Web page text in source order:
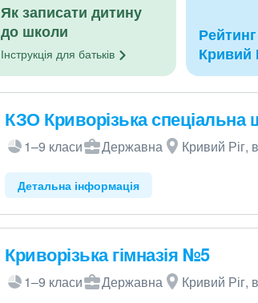
Як записати дитину
до школи
Інструкція длябатьків
Кривий
КЗО Криворізька спеціальна
1–9 класи Державна Кривий Ріг,
Детальна інформація
Криворізька гімназія №5
1–9 класи Державна Кривий Ріг,